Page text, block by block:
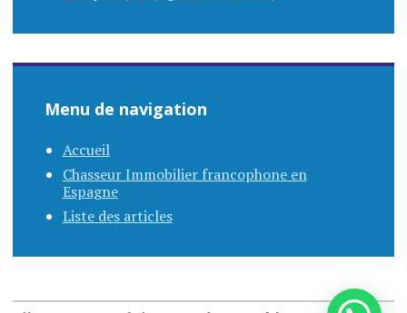
Menu de navigation
Accueil
Chasseur Immobilier francophone en
Espagne
Liste des articles